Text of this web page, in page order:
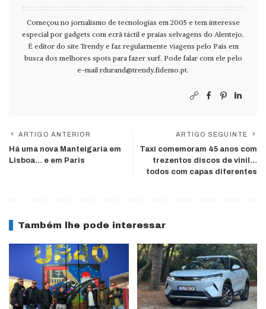
Começou no jornalismo de tecnologias em 2005 e tem interesse
especial por gadgets com ecrã táctil e praias selvagens do Alentejo.
É editor do site Trendy e faz regularmente viagens pelo País em
busca dos melhores spots para fazer surf. Pode falar com ele pelo
e-mail rdurand@trendy.fidemo.pt.
ARTIGO ANTERIOR
Há uma nova Manteigaria em
Lisboa… e em Paris
ARTIGO SEGUINTE
Taxi comemoram 45 anos com
trezentos discos de vinil…
todos com capas diferentes
Também lhe pode interessar